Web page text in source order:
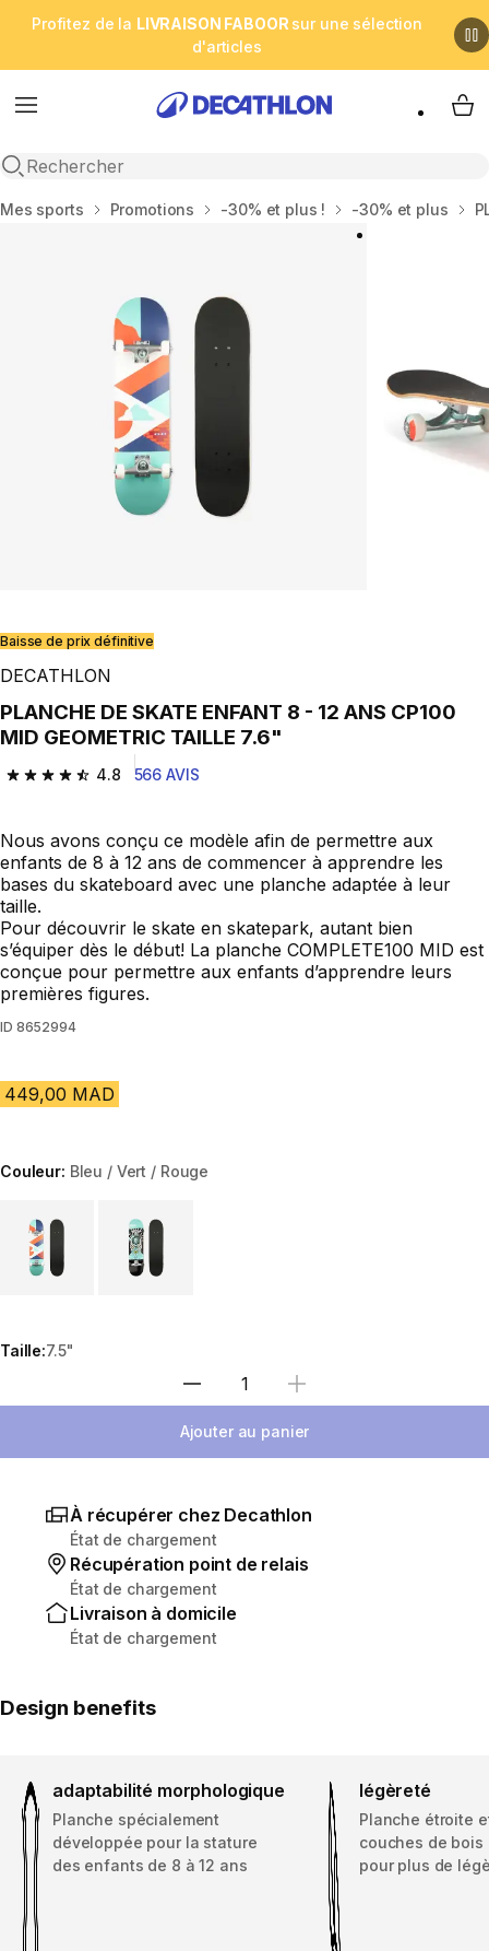
Profitez de la LIVRAISON FABOOR sur une sélection
d'articles
Menu
Open search
My
Accueil
Mes sports Promotions -30% et plus ! -30% et plus
Baisse de prix définitive
DECATHLON
PLANCHE DE SKATE ENFANT 8 - 12 ANS CP100
MID GEOMETRIC TAILLE 7.6"
4.8
4.8 out of 5 stars from 566 reviews
566 AVIS
Nous avons conçu ce modèle afin de permettre aux
enfants de 8 à 12 ans de commencer à apprendre les
bases du skateboard avec une planche adaptée à leur
taille.
Pour découvrir le skate en skatepark, autant bien
s’équiper dès le début! La planche COMPLETE100 MID est
conçue pour permettre aux enfants d’apprendre leurs
premières figures.
ID 8652994
449,00 MAD
Couleur: Bleu / Vert / Rouge
Taille:7.5"
Sélectionnez la quantité
Ajouter au panier
À récupérer chez Decathlon
État de chargement
Récupération point de relais
État de chargement
Livraison à domicile
État de chargement
Design benefits
adaptabilité morphologique
Planche spécialement
développée pour la stature
des enfants de 8 à 12 ans
légèreté
Planche étroite
couches de bois
pour plus de